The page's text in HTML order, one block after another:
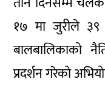
१७ मा जुरीले ३९
बालबालिकाको
प्रदर्शन गरेको